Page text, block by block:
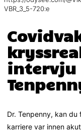
VBR_3_5-720:e
intervju
Dr. Tenpenny, kan
karriere var innen